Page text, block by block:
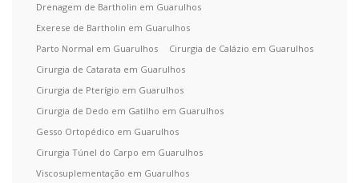
Drenagem de Bartholin em Guarulhos
Exerese de Bartholin em Guarulhos
Parto Normal em Guarulhos
Cirurgia de Calázio em Guarulhos
Cirurgia de Catarata em Guarulhos
Cirurgia de Pterígio em Guarulhos
Cirurgia de Dedo em Gatilho em Guarulhos
Gesso Ortopédico em Guarulhos
Cirurgia Túnel do Carpo em Guarulhos
Viscosuplementação em Guarulhos